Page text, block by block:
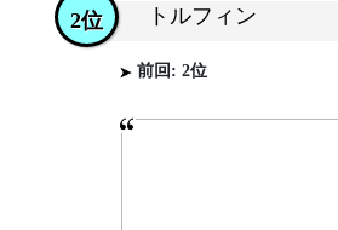
トルフィン
2位
前回: 2位